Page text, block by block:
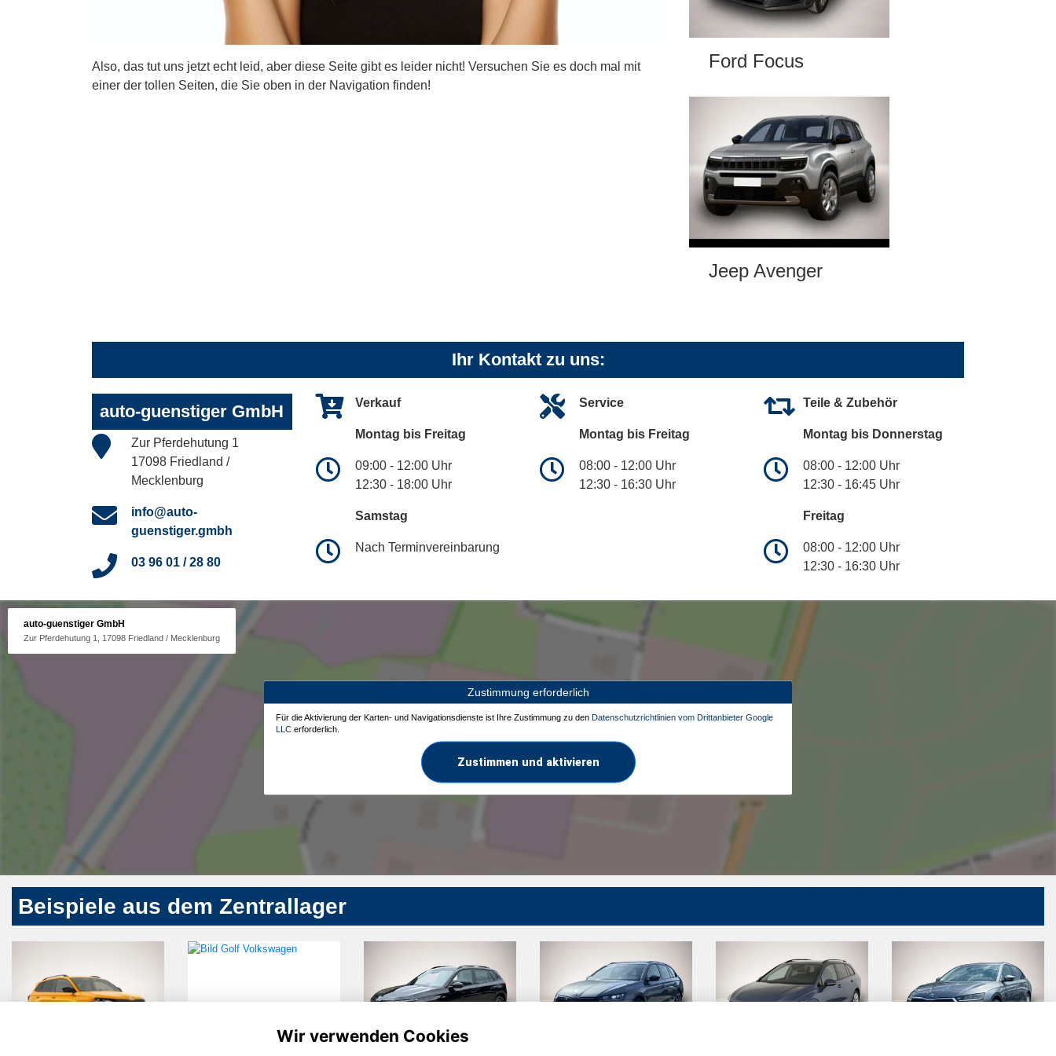
Also, das tut uns jetzt echt leid, aber diese Seite gibt es leider nicht! Versuchen Sie es doch mal mit
einer der tollen Seiten, die Sie oben in der Navigation finden!
Ford Focus
Jeep Avenger
Ihr Kontakt zu uns:
auto-guenstiger GmbH
Zur Pferdehutung 1
17098 Friedland /
Mecklenburg
info@auto-
guenstiger.gmbh
03 96 01 / 28 80
Verkauf
Montag bis Freitag
09:00 - 12:00 Uhr
12:30 - 18:00 Uhr
Samstag
Nach Terminvereinbarung
Service
Montag bis Freitag
08:00 - 12:00 Uhr
12:30 - 16:30 Uhr
Teile & Zubehör
Montag bis Donnerstag
08:00 - 12:00 Uhr
12:30 - 16:45 Uhr
Freitag
08:00 - 12:00 Uhr
12:30 - 16:30 Uhr
auto-guenstiger GmbH
Zur Pferdehutung 1, 17098 Friedland / Mecklenburg
Zustimmung erforderlich
Für die Aktivierung der Karten- und Navigationsdienste ist Ihre Zustimmung zu den Datenschutzrichtlinien vom Drittanbieter Google
LLC erforderlich.
Zustimmen und aktivieren
Beispiele aus dem Zentrallager
Wir verwenden Cookies